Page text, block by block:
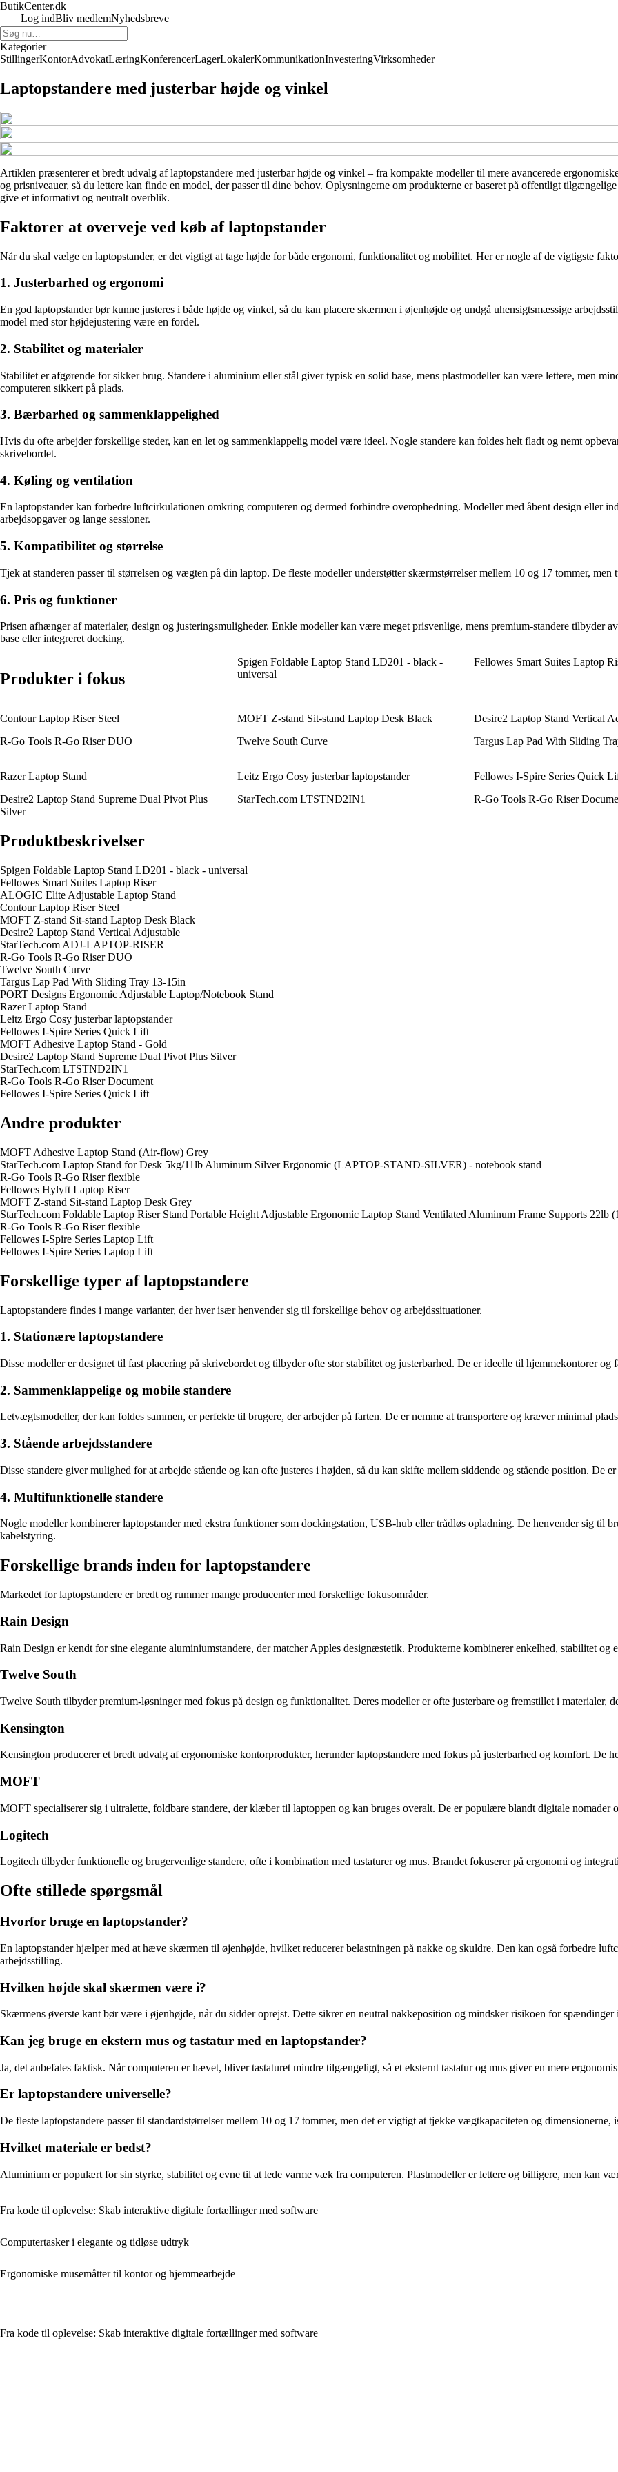
ButikCenter.dk
Log indBliv medlemNyhedsbreve
Kategorier
StillingerKontorAdvokatLæringKonferencerLagerLokalerKommunikationInvesteringVirksomheder
Laptopstandere med justerbar højde og vinkel
Artiklen præsenterer et bredt udvalg af laptopstandere med justerbar højde og vinkel – fra kompakte modeller til mere avancerede
og prisniveauer, så du lettere kan finde en model, der passer til dine behov. Oplysningerne om produkterne er baseret på offentligt
give et informativt og neutralt overblik.
Faktorer at overveje ved køb af laptopstander
Når du skal vælge en laptopstander, er det vigtigt at tage højde for både ergonomi, funktionalitet og mobilitet. Her er nogle af de vigtigste
1. Justerbarhed og ergonomi
En god laptopstander bør kunne justeres i både højde og vinkel, så du kan placere skærmen i øjenhøjde og undgå uhensigtsmæssige
model med stor højdejustering være en fordel.
2. Stabilitet og materialer
Stabilitet er afgørende for sikker brug. Standere i aluminium eller stål giver typisk en solid base, mens plastmodeller kan være lettere, men
computeren sikkert på plads.
3. Bærbarhed og sammenklappelighed
Hvis du ofte arbejder forskellige steder, kan en let og sammenklappelig model være ideel. Nogle standere kan foldes helt fladt og nemt
skrivebordet.
4. Køling og ventilation
En laptopstander kan forbedre luftcirkulationen omkring computeren og dermed forhindre overophedning. Modeller med åbent design eller
arbejdsopgaver og lange sessioner.
5. Kompatibilitet og størrelse
Tjek at standeren passer til størrelsen og vægten på din laptop. De fleste modeller understøtter skærmstørrelser mellem 10 og 17 tommer,
6. Pris og funktioner
Prisen afhænger af materialer, design og justeringsmuligheder. Enkle modeller kan være meget prisvenlige, mens premium-standere tilbyder
base eller integreret docking.
Produkter i fokus
Spigen Foldable Laptop Stand LD201 - black -
universal
Fellowes Smart Suites Laptop
Contour Laptop Riser Steel MOFT Z-stand Sit-stand Laptop Desk Black Desire2 Laptop Stand Vertical
R-Go Tools R-Go Riser DUO
Twelve South Curve Targus Lap Pad With Sliding
Razer Laptop Stand
Leitz Ergo Cosy justerbar laptopstander Fellowes I-Spire Series Quick
Desire2 Laptop Stand Supreme Dual Pivot Plus
Silver
StarTech.com LTSTND2IN1 R-Go Tools R-Go Riser
Produktbeskrivelser
Spigen Foldable Laptop Stand LD201 - black - universal
Fellowes Smart Suites Laptop Riser
ALOGIC Elite Adjustable Laptop Stand
Contour Laptop Riser Steel
MOFT Z-stand Sit-stand Laptop Desk Black
Desire2 Laptop Stand Vertical Adjustable
StarTech.com ADJ-LAPTOP-RISER
R-Go Tools R-Go Riser DUO
Twelve South Curve
Targus Lap Pad With Sliding Tray 13-15in
PORT Designs Ergonomic Adjustable Laptop/Notebook Stand
Razer Laptop Stand
Leitz Ergo Cosy justerbar laptopstander
Fellowes I-Spire Series Quick Lift
MOFT Adhesive Laptop Stand - Gold
Desire2 Laptop Stand Supreme Dual Pivot Plus Silver
StarTech.com LTSTND2IN1
R-Go Tools R-Go Riser Document
Fellowes I-Spire Series Quick Lift
Andre produkter
MOFT Adhesive Laptop Stand (Air-flow) Grey
StarTech.com Laptop Stand for Desk 5kg/11lb Aluminum Silver Ergonomic (LAPTOP-STAND-SILVER) - notebook stand
R-Go Tools R-Go Riser flexible
Fellowes Hylyft Laptop Riser
MOFT Z-stand Sit-stand Laptop Desk Grey
StarTech.com Foldable Laptop Riser Stand Portable Height Adjustable Ergonomic Laptop Stand Ventilated Aluminum Frame Supports 22lb
R-Go Tools R-Go Riser flexible
Fellowes I-Spire Series Laptop Lift
Fellowes I-Spire Series Laptop Lift
Forskellige typer af laptopstandere
Laptopstandere findes i mange varianter, der hver især henvender sig til forskellige behov og arbejdssituationer.
1. Stationære laptopstandere
Disse modeller er designet til fast placering på skrivebordet og tilbyder ofte stor stabilitet og justerbarhed. De er ideelle til hjemmekontorer og
2. Sammenklappelige og mobile standere
Letvægtsmodeller, der kan foldes sammen, er perfekte til brugere, der arbejder på farten. De er nemme at transportere og kræver minimal
3. Stående arbejdsstandere
Disse standere giver mulighed for at arbejde stående og kan ofte justeres i højden, så du kan skifte mellem siddende og stående position. De
4. Multifunktionelle standere
Nogle modeller kombinerer laptopstander med ekstra funktioner som dockingstation, USB-hub eller trådløs opladning. De henvender sig til
kabelstyring.
Forskellige brands inden for laptopstandere
Markedet for laptopstandere er bredt og rummer mange producenter med forskellige fokusområder.
Rain Design
Rain Design er kendt for sine elegante aluminiumstandere, der matcher Apples designæstetik. Produkterne kombinerer enkelhed, stabilitet og
Twelve South
Twelve South tilbyder premium-løsninger med fokus på design og funktionalitet. Deres modeller er ofte justerbare og fremstillet i materialer,
Kensington
Kensington producerer et bredt udvalg af ergonomiske kontorprodukter, herunder laptopstandere med fokus på justerbarhed og komfort. De
MOFT
MOFT specialiserer sig i ultralette, foldbare standere, der klæber til laptoppen og kan bruges overalt. De er populære blandt digitale nomader
Logitech
Logitech tilbyder funktionelle og brugervenlige standere, ofte i kombination med tastaturer og mus. Brandet fokuserer på ergonomi og
Ofte stillede spørgsmål
Hvorfor bruge en laptopstander?
En laptopstander hjælper med at hæve skærmen til øjenhøjde, hvilket reducerer belastningen på nakke og skuldre. Den kan også forbedre
arbejdsstilling.
Hvilken højde skal skærmen være i?
Skærmens øverste kant bør være i øjenhøjde, når du sidder oprejst. Dette sikrer en neutral nakkeposition og mindsker risikoen for spændinger
Kan jeg bruge en ekstern mus og tastatur med en laptopstander?
Ja, det anbefales faktisk. Når computeren er hævet, bliver tastaturet mindre tilgængeligt, så et eksternt tastatur og mus giver en mere
Er laptopstandere universelle?
De fleste laptopstandere passer til standardstørrelser mellem 10 og 17 tommer, men det er vigtigt at tjekke vægtkapaciteten og
Hvilket materiale er bedst?
Aluminium er populært for sin styrke, stabilitet og evne til at lede varme væk fra computeren. Plastmodeller er lettere og billigere, men kan
Fra kode til oplevelse: Skab interaktive digitale fortællinger med software
Computertasker i elegante og tidløse udtryk
Ergonomiske musemåtter til kontor og hjemmearbejde
Fra kode til oplevelse: Skab interaktive digitale fortællinger med software